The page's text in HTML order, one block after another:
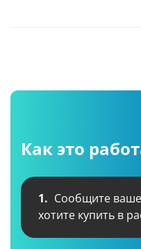
Как это
1. Сообщите
хотите купить в